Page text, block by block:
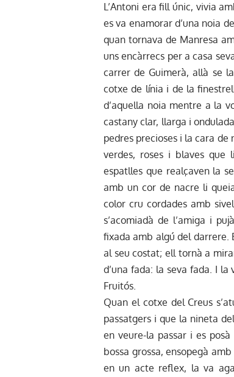
L’Antoni era fill únic, vivia
es va enamorar d’una noia
quan tornava de Manresa
uns encàrrecs per a casa
carrer de Guimerà, allà se
cotxe de línia i de la
d’aquella noia mentre a la
castany clar, llarga i
pedres precioses i la cara
verdes, roses i blaves
espatlles que realçaven la
amb un cor de nacre li
color cru cordades amb
s’acomiadà de l’amiga i
fixada amb algú del darrere.
al seu costat; ell tornà a
d’una fada: la seva fada. I
Fruitós.
Quan el cotxe del Creus
passatgers i que la nineta
en veure-la passar i es
bossa grossa, ensopegà
en un acte reflex, la va